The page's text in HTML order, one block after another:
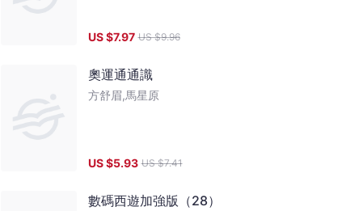
US $7.97 US $9.96
奧運通通識
方舒眉,馬星原
US $5.93 US $7.41
數碼西遊加強版（28）